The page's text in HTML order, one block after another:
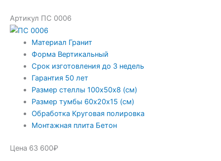
Артикул ПС 0006
Материал Гранит
Форма Вертикальный
Срок изготовления до 3 недель
Гарантия 50 лет
Размер стеллы 100х50х8 (см)
Размер тумбы 60х20х15 (см)
Обработка Круговая полировка
Монтажная плита Бетон
Цена 63 600₽